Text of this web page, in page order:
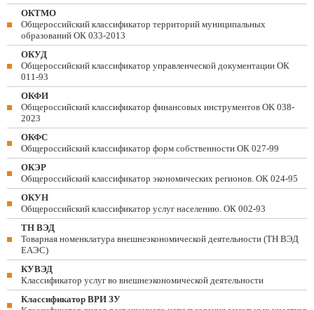
ОКТМО
Общероссийский классификатор территорий муниципальных
образований ОК 033-2013
ОКУД
Общероссийский классификатор управленческой документации ОК
011-93
ОКФИ
Общероссийский классификатор финансовых инструментов OK 038-
2023
ОКФС
Общероссийский классификатор форм собственности ОК 027-99
ОКЭР
Общероссийский классификатор экономических регионов. ОК 024-95
ОКУН
Общероссийский классификатор услуг населению. ОК 002-93
ТН ВЭД
Товарная номенклатура внешнеэкономической деятельности (ТН ВЭД
ЕАЭС)
КУВЭД
Классификатор услуг во внешнеэкономической деятельности
Классификатор ВРИ ЗУ